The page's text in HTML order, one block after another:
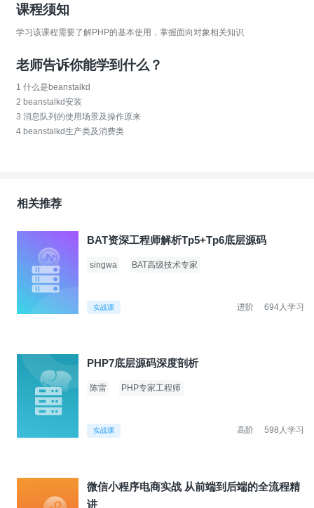
课程须知
学习该课程需要了解PHP的基本使用，掌握面向对象相关知识
老师告诉你能学到什么？
1 什么是beanstalkd
2 beanstalkd安装
3 消息队列的使用场景及操作原来
4 beanstalkd生产类及消费类
相关推荐
BAT资深工程师解析Tp5+Tp6底层源码
singwa BAT高级技术专家
实战课 694人学习
进阶
PHP7底层源码深度剖析
陈雷 PHP专家工程师
实战课 598人学习
高阶
微信小程序电商实战 从前端到后端的全流程精
讲